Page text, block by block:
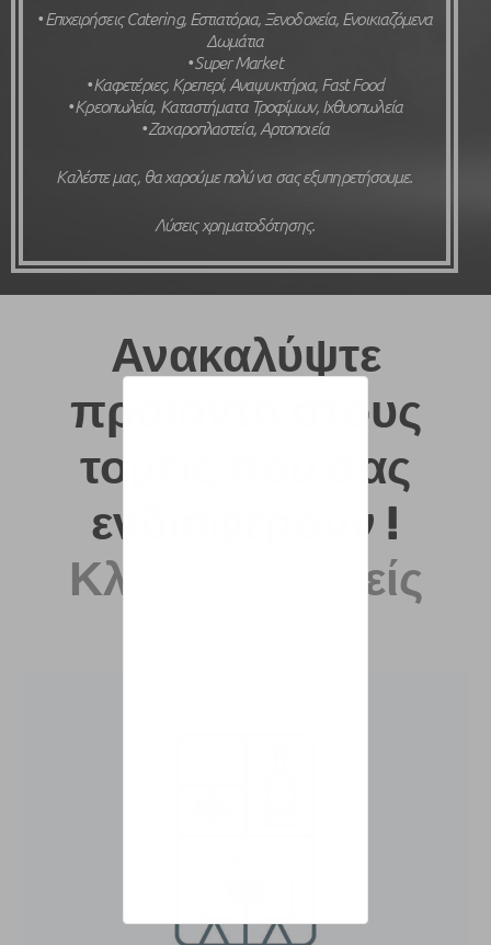
• Επιχειρήσεις Catering, Εστιατόρια, Ξενοδοχεία, Ενοικιαζόμενα
Δωμάτια
• Super Market
• Καφετέριες, Κρεπερί, Αναψυκτήρια, Fast Food
• Κρεοπωλεία, Καταστήματα Τροφίμων, Ιχθυοπωλεία
• Ζαχαροπλαστεία, Αρτοποιεία
Καλέστε μας, θα χαρούμε πολύ να σας εξυπηρετήσουμε.
Λύσειςχρηματοδότησης.
Ανακαλύψτε
προϊόντα στους
τομείς που σας
ενδιαφέρουν !
Κλάδοι & Τομείς